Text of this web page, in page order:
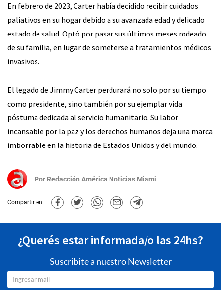
En febrero de 2023, Carter había decidido recibir cuidados
paliativos en su hogar debido a su avanzada edad y delicado
estado de salud. Optó por pasar sus últimos meses rodeado
de su familia, en lugar de someterse a tratamientos médicos
invasivos.
El legado de Jimmy Carter perdurará no solo por su tiempo
como presidente, sino también por su ejemplar vida
póstuma dedicada al servicio humanitario. Su labor
incansable por la paz y los derechos humanos deja una marca
imborrable en la historia de Estados Unidos y del mundo.
Por Redacción América Noticias Miami
Compartir en:
¿Querés estar informada/o las 24hs?
Suscribite a nuestro Newsletter